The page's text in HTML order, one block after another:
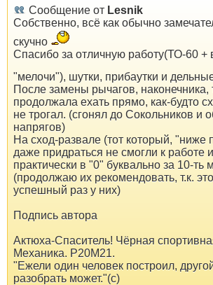
Сообщение от Lesnik
Собственно, всё как обычно
скучно
Спасибо за отличную работу(ТО-60 +
"мелочи"), шутки, прибаутки и
После замены рычагов, наконечника,
продолжала ехать прямо, как-будто
не трогал. (сгонял до Сокольников и
напрягов)
На сход-развале (тот который, "ниже
даже придраться не смогли к работе
практически в "0" буквально за 10-ть
(продолжаю их рекомендовать, т.к.
успешный раз у них)
Подпись автора
Актюха-Спаситель! Чёрная
Механика. P20M21.
"Ежели один человек построил,
разобрать может."(с)